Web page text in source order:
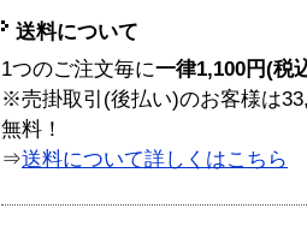
送料について
1つのご注文毎に一律1,100円(税
※売掛取引(後払い)のお客様は
無料！
⇒送料について詳しくはこちら